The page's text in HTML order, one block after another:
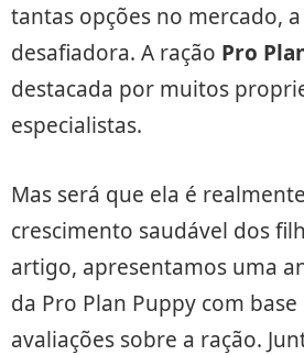
tantas opções no mercado,
desafiadora. A ração Pro
destacada por muitos
especialistas.
Mas será que ela é
crescimento saudável dos
artigo, apresentamos uma
da Pro Plan Puppy com
avaliações sobre a ração.